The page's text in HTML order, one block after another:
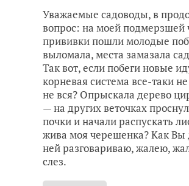
Уважаемые садоводы, в
вопрос: на моей
прививки пошли молодые
выломала, места замазала
Так вот, если побеги новые
корневая система все-таки
не вся? Опрыскала дерево
— на других веточках
почки и начали распускать
жива моя черешенка? Как Вы
ней разговариваю, жалею,
слез.